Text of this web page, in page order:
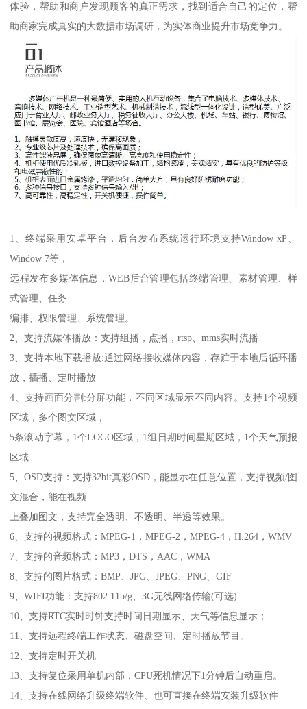
体验，帮助和商户发现顾客的真正需求，找到适合自己的定位，帮
助商家完成真实的大数据市场调研，为实体商业提升市场竞争力。
1、终端采用安卓平台，后台发布系统运行环境支持Window xP、
Window 7等，
远程发布多媒体信息，WEB后台管理包括终端管理、素材管理、样
式管理、任务
编排、权限管理、系统管理。
2、支持流媒体播放：支持组播，点播，rtsp、mms实时流播
3、支持本地下载播放:通过网络接收媒体内容，存贮于本地后循环播
放，插播、定时播放
4、支持画面分割:分屏功能，不同区域显示不同内容。支持1个视频
区域，多个图文区域，
5条滚动字幕，1个LOGO区域，1组日期时间星期区域，1个天气预报
区域
5、OSD支持：支持32bit真彩OSD，能显示在任意位置，支持视频/图
文混合，能在视频
上叠加图文，支持完全透明、不透明、半透等效果。
6、支持的视频格式：MPEG-1，MPEG-2，MPEG-4，H.264，WMV
7、支持的音频格式：MP3，DTS，AAC，WMA
8、支持的图片格式：BMP、JPG、JPEG、PNG、GIF
9、WIFI功能：支持802.11b/g、3G无线网络传输(可选)
10、支持RTC实时时钟支持时间日期显示、天气等信息显示；
11、支持远程终端工作状态、磁盘空间、定时播放节目。
12、支持定时开关机
13、支持复位采用单机内部，CPU死机情况下1分钟后自动重启。
14、支持在线网络升级终端软件、也可直接在终端安装升级软件